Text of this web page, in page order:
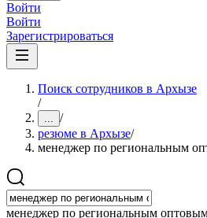
Войти
Войти
Зарегистрироваться
Поиск сотрудников в Архызе
/
... /
резюме в Архызе/
менеджер по региональным
менеджер по региональным